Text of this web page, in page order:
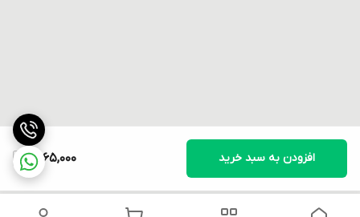
1,565,000 افزودن به سبد خرید